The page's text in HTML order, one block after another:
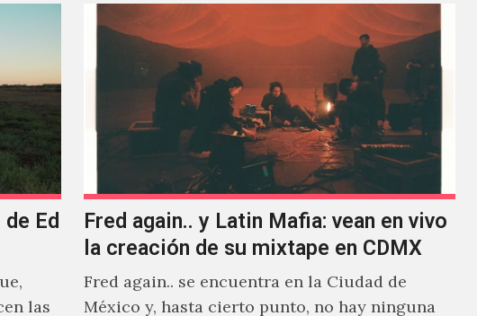
Ed
las
Fred again.. y Latin Mafia: vean en vivo
la creación de su mixtape en CDMX
Fred again.. se encuentra en la Ciudad de
México y, hasta cierto punto, no hay ninguna